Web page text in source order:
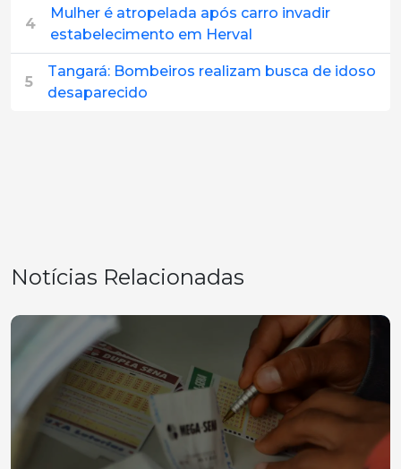
4
Mulher é atropelada após carro invadir
estabelecimento em Herval
5
Tangará: Bombeiros realizam busca de idoso
desaparecido
Notícias Relacionadas